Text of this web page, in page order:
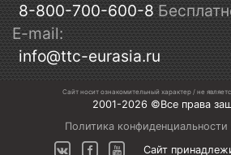
8-800-700-600-8
E-mail:
info@ttc-eurasia.ru
Сайт носит ознакомительный характер / не
2001-2026 ©Все права
Политика конфиденциальности
Сайт